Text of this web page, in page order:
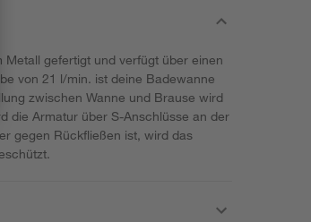
gefertigt und verfügt über einen
von 21 l/min. ist deine Badewanne
zwischen Wanne und Brause wird
die Armatur über S-Anschlüsse an der
gegen Rückfließen ist, wird das